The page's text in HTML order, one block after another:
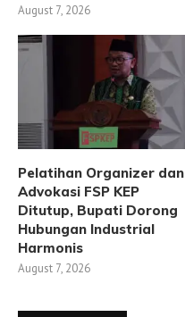
August 7, 2026
Pelatihan Organizer dan
Advokasi FSP KEP
Ditutup, Bupati Dorong
Hubungan Industrial
Harmonis
August 7, 2026